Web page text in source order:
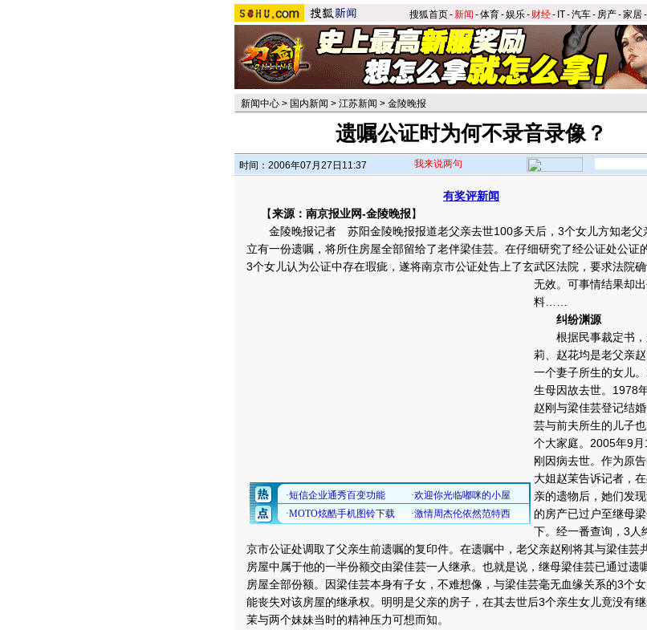
搜狐首页-新闻 -体育-娱乐- 财经- IT-汽车- 房产-家居-
新闻中心 > 国内新闻 > 江苏新闻 > 金陵晚报
遗嘱公证时为何不录音录像？
时间：2006年07月27日11:37 我来说两句
有奖评新闻
【来源：南京报业网-金陵晚报】
金陵晚报记者 苏阳金陵晚报报道老父亲去世100多天后，3个女儿方知老父
立有一份遗嘱，将所住房屋全部留给了老伴梁佳芸。在仔细研究了经公证处公证
3个女儿认为公证中存在瑕疵，遂将南京市公证处告上了玄武区法院，要求法院
无效。 可事情结果却
料……
纠纷渊源
根据民事裁定书，
莉、赵花均是老父亲
一个妻子所生的女儿。
生母因故去世。1978
赵刚与梁佳芸登记结
芸与前夫所生的儿子
个大家庭。2005年9月
刚因病去世。作为原告
大姐赵茉告诉记者，
亲的遗物后，她们发
的房产已过户至继母
下。经一番查询，3人
京市公证处调取了父亲生前遗嘱的复印件。在遗嘱中，老父亲赵刚将其与梁佳芸
房屋中属于他的一半份额交由梁佳芸一人继承。也就是说，继母梁佳芸已通过遗
房屋全部份额。因梁佳芸本身有子女，不难想像，与梁佳芸毫无血缘关系的3个
能丧失对该房屋的继承权。明明是父亲的房子，在其去世后3个亲生女儿竟没有
茉与两个妹妹当时的精神压力可想而知。